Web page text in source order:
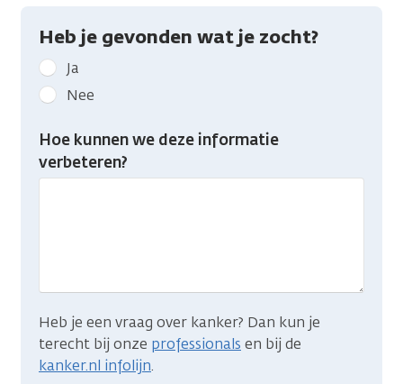
Heb je gevonden wat je zocht?
Geef
kanker.nl
feedback:
Heb
gevonden
Ja
Nee
Hoe kunnen we deze informatie
verbeteren?
Heb je een vraag over kanker? Dan kun je
terecht bij onze professionals en bij de
kanker.nl infolijn.